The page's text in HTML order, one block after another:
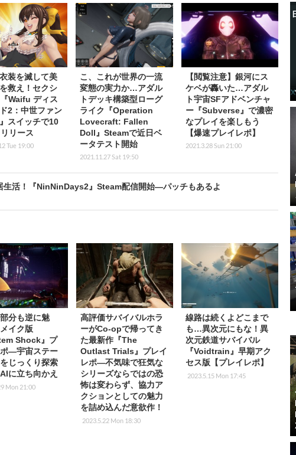
装を滅して美
救え！セクシ
Waifu ディス
2：中世ファン
スイッチで10
リース
Tue 19:00
こ、これが世界の一流
変態の実力か…アダル
トデッキ構築型ローグ
ライク『Operation
Lovecraft: Fallen
Doll』Steamで近日ベ
ータテスト開始
2021.11.27 Sat 19:50
【閲覧注意】銀河にス
ケベが轟いた…アダル
ト宇宙SFアドベンチャ
ー『Subverse』で濃密
なプレイを楽しもう
【爆速プレイレポ】
2021.3.28 Sun 21:00
生活！『NinNinDays2』Steam配信開始―パッチもあるよ
分も逆に魅
イク版
Shock』プ
ポ―宇宙ステー
じっくり探索
に立ち向かえ
Mon 21:00
高評価サバイバルホラ
ーがCo-opで帰ってき
た最新作『The
Outlast Trials』プレイ
レポ―不気味で狂気な
シリーズならではの恐
怖は変わらず、協力ア
クションとしての魅力
を詰め込んだ意欲作！
2023.5.22 Mon 18:30
線路は続くよどこまで
も…異次元にもな！異
次元鉄道サバイバル
『Voidtrain』早期アク
セス版【プレイレポ】
2023.5.15 Mon 17:45